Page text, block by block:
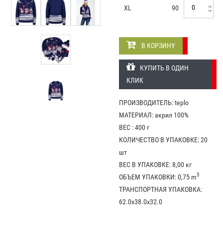
XL 90
В КОРЗИНУ
КУПИТЬ В ОДИН
КЛИК
ПРОИЗВОДИТЕЛЬ: teplo
МАТЕРИАЛ: акрил 100%
ВЕС : 400 г
КОЛИЧЕСТВО В УПАКОВКЕ: 20
шт
ВЕС В УПАКОВКЕ: 8,00 кг
ОБЪЕМ УПАКОВКИ: 0,75 m3
ТРАНСПОРТНАЯ УПАКОВКА:
62.0x38.0x32.0